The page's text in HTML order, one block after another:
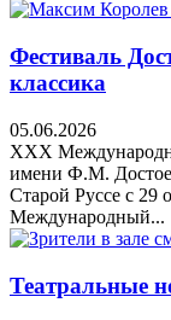
Фестиваль
классика
05.06.2026
XXX
имени Ф.М.
Старой Руссе с 29
Международный...
Театральные